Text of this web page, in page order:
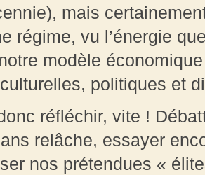
mais
régime, vu l’énergie
modèle
politiques et
réfléchir, vite !
relâche, essayer
nos prétendues «